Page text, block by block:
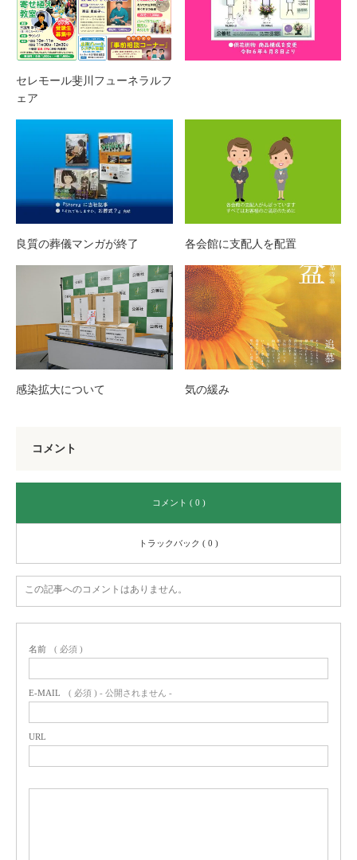
セレモール斐川フューネラルフ
ェア
良質の葬儀マンガが終了 各会館に支配人を配置
感染拡大について 気の緩み
コメント
コメント ( 0 )
トラックバック ( 0 )
この記事へのコメントはありません。
名前 ( 必須 )
E-MAIL ( 必須 ) - 公開されません -
URL